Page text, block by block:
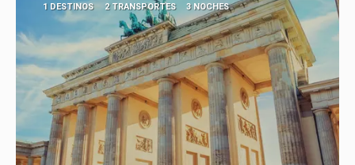
1 DESTINOS 2 TRANSPORTES 3 NOCHES